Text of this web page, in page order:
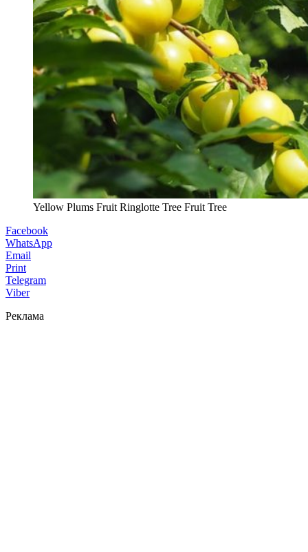
Yellow Plums Fruit Ringlotte Tree Fruit Tree
Facebook
WhatsApp
Email
Print
Telegram
Viber
Реклама